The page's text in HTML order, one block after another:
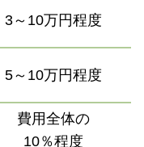
3～10万円程度
5～10万円程度
費用全体の
10％程度